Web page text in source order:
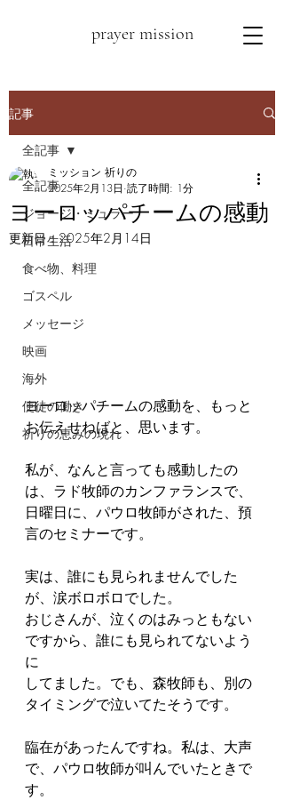
prayer mission
記事
全記事
ジョージ・ミュラー
日常生活
食べ物、料理
ゴスペル
メッセージ
映画
海外
使徒の働き
祈りの恵みの現れ
全記事
ヨーロッパチームの感動
ミッション 祈りの
2025年2月13日 読了時間: 1分
更新日：2025年2月14日
ヨーロッパチームの感動を、もっと
お伝えせねばと、思います。
私が、なんと言っても感動したの
は、ラド牧師のカンファランスで、
日曜日に、パウロ牧師がされた、預
言のセミナーです。
実は、誰にも見られませんでした
が、涙ボロボロでした。
おじさんが、泣くのはみっともない
ですから、誰にも見られてないよう
に
してました。でも、森牧師も、別の
タイミングで泣いてたそうです。
臨在があったんですね。私は、大声
で、パウロ牧師が叫んでいたときで
す。